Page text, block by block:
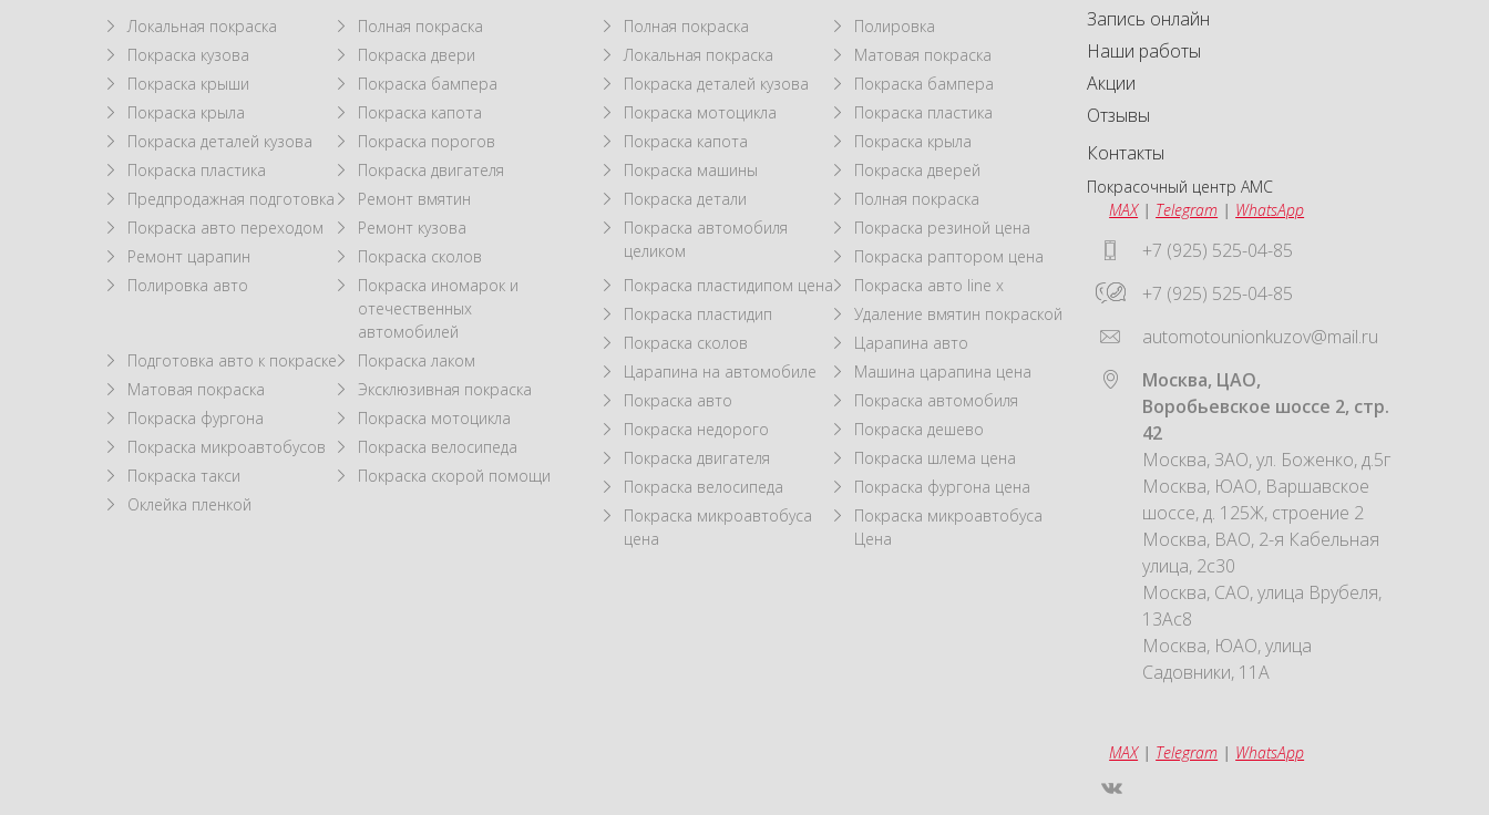
Локальная покраска
Полная покраска
Покраска кузова
Покраска двери
Покраска крыши
Покраска бампера
Покраска крыла
Покраска капота
Покраска деталей кузова
Покраска порогов
Покраска пластика
Покраска двигателя
Предпродажная подготовка
Ремонт вмятин
Покраска авто переходом
Ремонт кузова
Ремонт царапин
Покраска сколов
Полировка авто
Покраска иномарок и
отечественных
автомобилей
Подготовка авто к покраске
Покраска лаком
Матовая покраска
Эксклюзивная покраска
Покраска фургона
Покраска мотоцикла
Покраска микроавтобусов
Покраска велосипеда
Покраска такси
Покраска скорой помощи
Оклейка пленкой
Полная покраска
Полировка
Локальная покраска
Матовая покраска
Покраска деталей кузова
Покраска бампера
Покраска мотоцикла
Покраска пластика
Покраска капота
Покраска крыла
Покраска машины
Покраска дверей
Покраска детали
Полная покраска
Покраска автомобиля
целиком
Покраска резиной цена
Покраска раптором цена
Покраска пластидипом цена
Покраска авто line x
Покраска пластидип
Удаление вмятин покраской
Покраска сколов
Царапина авто
Царапина на автомобиле
Машина царапина цена
Покраска авто
Покраска автомобиля
Покраска недорого
Покраска дешево
Покраска двигателя
Покраска шлема цена
Покраска велосипеда
Покраска фургона цена
Покраска микроавтобуса
цена
Покраска микроавтобуса
Цена
Запись онлайн
Наши работы
Акции
Отзывы
Контакты
Покрасочный центр АМС
MAX| Telegram | WhatsApp
+7 (925) 525-04-85
+7 (925) 525-04-85
automotounionkuzov@mail.ru
Москва, ЦАО,
Воробьевское шоссе 2, стр.
42
Москва, ЗАО, ул. Боженко, д.5г
Москва, ЮАО, Варшавское
шоссе, д. 125Ж, строение 2
Москва, ВАО, 2-я Кабельная
улица, 2с30
Москва, САО, улица Врубеля,
13Ас8
Москва, ЮАО, улица
Садовники, 11А
MAX| Telegram | WhatsApp